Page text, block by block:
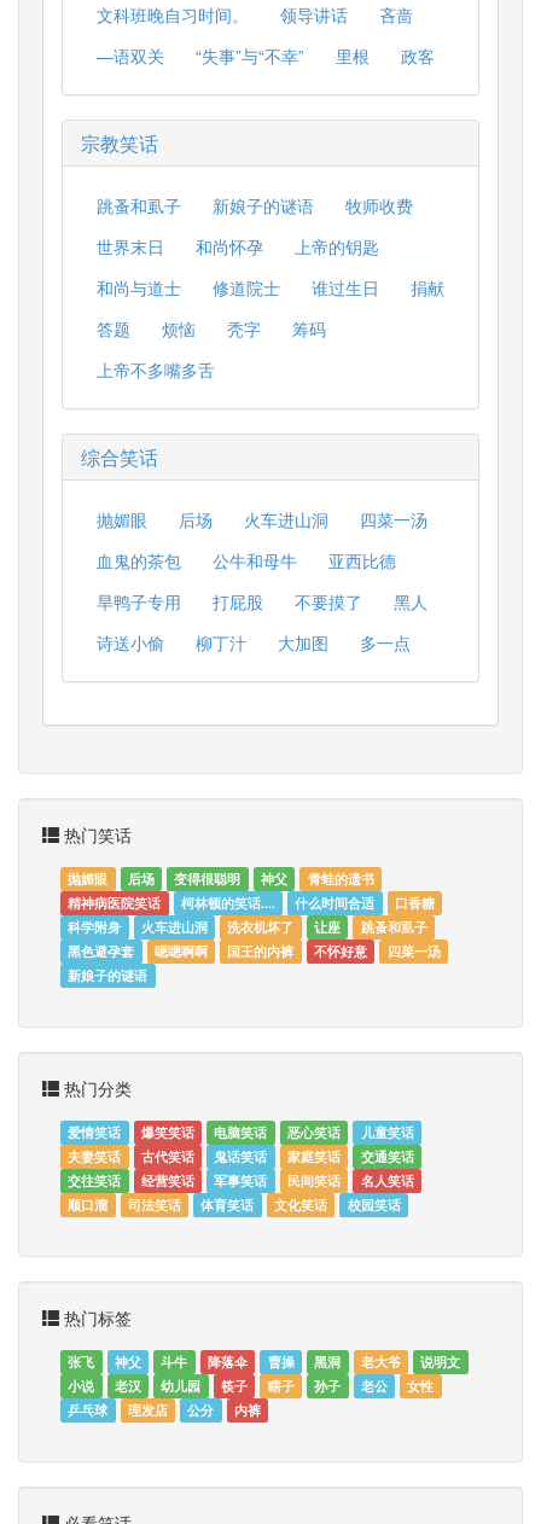
文科班晚自习时间。
领导讲话
吝啬
—语双关
“失事”与“不幸” 里根 政客
宗教笑话
跳蚤和虱子 新娘子的谜语
牧师收费
世界末日
和尚怀孕
上帝的钥匙
和尚与道士
修道院士 谁过生日
捐献
答题
烦恼 秃字
筹码
上帝不多嘴多舌
综合笑话
抛媚眼 后场 火车进山洞
四菜一汤
血鬼的茶包
公牛和母牛
亚西比德
旱鸭子专用
打屁股 不要摸了
黑人
诗送小偷
柳丁汁 大加图 多一点
热门笑话
抛媚眼 后场 变得很聪明 神父
青蛙的遗书
精神病医院笑话
柯林顿的笑话.... 什么时间合适
口香糖
科学附身
火车进山洞 洗衣机坏了 让座
跳蚤和虱子
黑色避孕套
嗯嗯啊啊 国王的内裤 不怀好意
四菜一汤
新娘子的谜语
热门分类
爱情笑话 爆笑笑话 电脑笑话 恶心笑话
儿童笑话
夫妻笑话
古代笑话 鬼话笑话 家庭笑话
交通笑话
交往笑话
经营笑话 军事笑话 民间笑话
名人笑话
顺口溜
司法笑话 体育笑话 文化笑话 校园笑话
热门标签
张飞 神父 斗牛 降落伞 曹操 黑洞 老大爷
说明文
小说
老汉 幼儿园 筷子 瞎子 孙子 老公
女性
乒乓球
理发店 公分 内裤